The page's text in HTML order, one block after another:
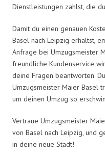
Dienstleistungen zahlst, die
Damit du einen genauen
Basel nach Leipzig erhältst,
Anfrage bei Umzugsmeister
freundliche Kundenservice
deine Fragen beantworten.
Umzugsmeister Maier Basel
um deinen Umzug so
Vertraue Umzugsmeister
von Basel nach Leipzig, und
in deine neue Stadt!